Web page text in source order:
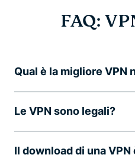
FAQ:
Qual è la migliore VPN
Le VPN sono legali?
Il download di una VPN